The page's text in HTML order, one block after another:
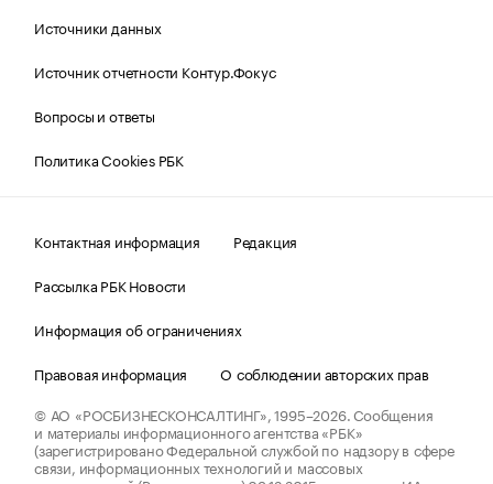
Источники данных
Источник отчетности Контур.Фокус
Вопросы и ответы
Политика Cookies РБК
Контактная информация
Редакция
Рассылка РБК Новости
Информация об ограничениях
Правовая информация
О соблюдении авторских прав
© АО «РОСБИЗНЕСКОНСАЛТИНГ»,1995–2026.Сообщения
и материалы информационного агентства «РБК»
(зарегистрировано Федеральной службой по надзору в сфере
связи, информационных технологий и массовых